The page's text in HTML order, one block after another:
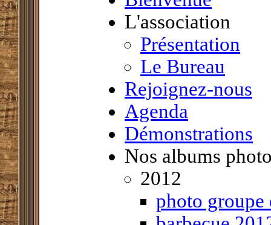
L'association
Présentation
Le Bureau
Rejoignez-nous
Agenda
Démonstrations
Nos albums
2012
photo